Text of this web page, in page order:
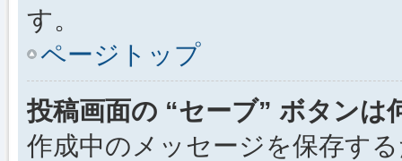
す。
ページトップ
投稿画面の “セーブ” ボタンは
作成中のメッセージを保存す